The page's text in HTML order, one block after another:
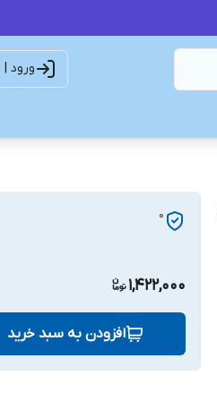
ورود
0
1,422,000
افزودن به سبد خرید